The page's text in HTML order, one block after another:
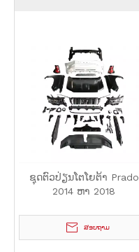
ຊຸດຕົວປ່ຽນໂຕໂຍຕ້າ Prado
2014 ຫາ 2018
ສອບຖາມ